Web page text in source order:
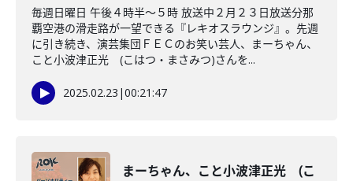
毎週日曜日 午後４時半～５時 放送中２月２３日放送分那
覇空港の滑走路が一望できる『レキオスラウンジ』。先週
に引き続き、演芸集団ＦＥＣのお笑い芸人、まーちゃん、
こと小波津正光 (こはつ・まさみつ)さんを...
2025.02.23 |00:21:47
まーちゃん、こと小波津正光 (こ